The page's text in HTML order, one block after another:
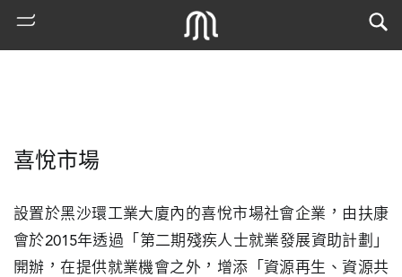
喜悅市場
設置於黑沙環工業大廈內的喜悅市場社會企業，由扶康
會於2015年透過「第二期殘疾人士就業發展資助計劃」
開辦，在提供就業機會之外，增添「資源再生、資源共